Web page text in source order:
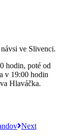
ve Slivenci.
hodin, poté od
v 19:00 hodin
Hlaváčka.
Next